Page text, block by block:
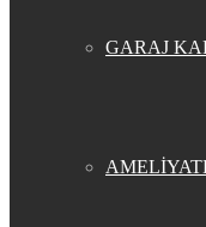
GARAJ